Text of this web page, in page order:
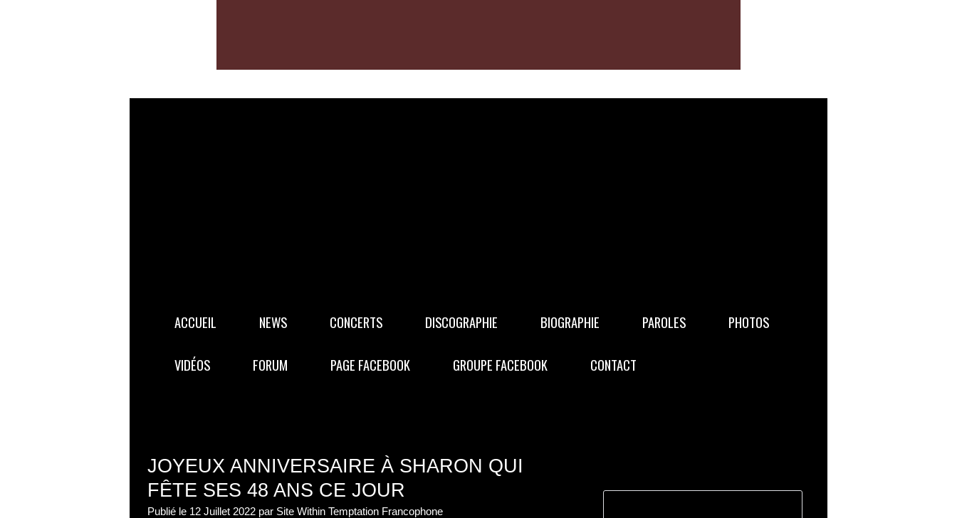
ACCUEIL NEWS CONCERTS DISCOGRAPHIE BIOGRAPHIE PAROLES PHOTOS
VIDÉOS FORUM PAGE FACEBOOK GROUPE FACEBOOK CONTACT
JOYEUX ANNIVERSAIRE À SHARON QUI
FÊTE SES 48 ANS CE JOUR
Publié le 12 Juillet 2022 par Site Within Temptation Francophone